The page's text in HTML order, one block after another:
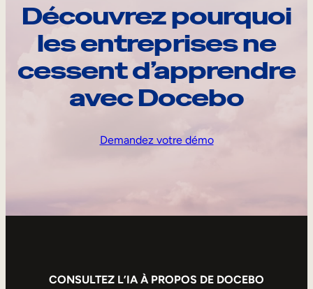
Découvrez pourquoi
les entreprises ne
cessent d’apprendre
avec Docebo
Demandez votre démo
CONSULTEZ L’IA À PROPOS DE DOCEBO